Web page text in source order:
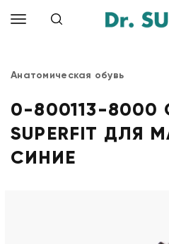
Анатомическая обувь
0-800113-
SUPERFIT ДЛЯ
СИНИЕ